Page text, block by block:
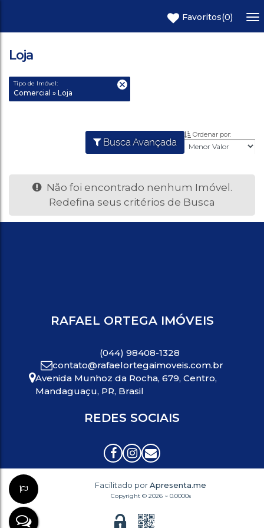
Favoritos(0)
Loja
Tipo de Imóvel:
Comercial » Loja
Busca Avançada
Ordenar por:
Não foi encontrado nenhum Imóvel.
Redefina seus critérios de Busca
RAFAEL ORTEGA IMÓVEIS
(044) 98408-1328
contato@rafaelortegaimoveis.com.br
Avenida Munhoz da Rocha, 679, Centro,
Mandaguaçu, PR, Brasil
REDES SOCIAIS
Facilitado porApresenta.me
Copyright © 2026 ~ 0.0000s